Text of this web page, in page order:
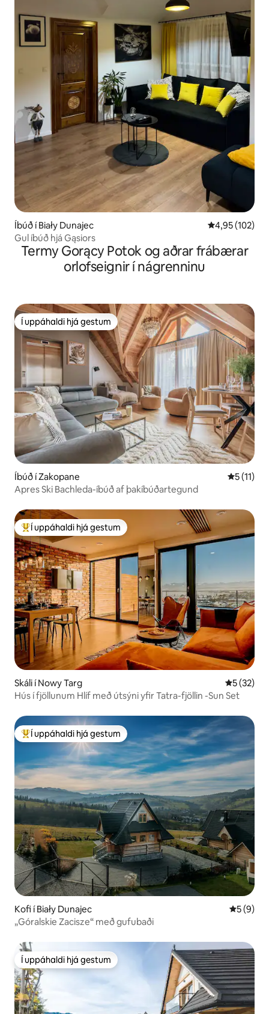
Íbúð í Biały Dunajec 4,95 af 5 í
4,95 (102)
Gul íbúð hjá Gąsiors
Termy Gorący Potok og aðrar frábærar
orlofseignir í nágrenninu
Í uppáhaldi hjá gestum
Í uppáhaldi hjá gestum
Íbúð í Zakopane 5 af 5 í
5 (11)
Apres Ski Bachleda-íbúð af þakíbúðartegund
Í mestu uppáhaldi hjá gestum
Í uppáhaldi hjá gestum
Skáli í Nowy Targ 5 af 5 í
5 (32)
Hús í fjöllunum Hlíf með útsýni yfir Tatra-fjöllin -Sun Set
Í mestu uppáhaldi hjá gestum
Í uppáhaldi hjá gestum
Kofi í Biały Dunajec 5 af 5 í
5 (9)
„Góralskie Zacisze“ með gufubaði
Í uppáhaldi hjá gestum
Í uppáhaldi hjá gestum